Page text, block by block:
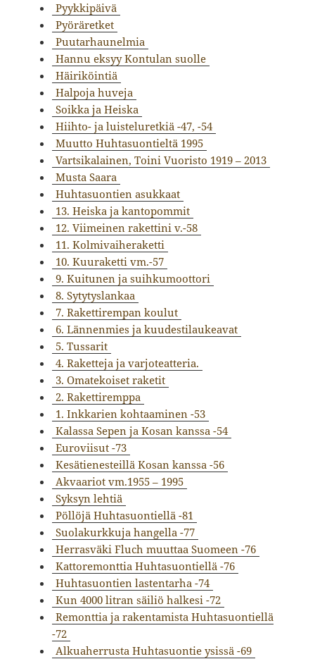
Pyykkipäivä
Pyöräretket
Puutarhaunelmia
Hannu eksyy Kontulan suolle
Häiriköintiä
Halpoja huveja
Soikka ja Heiska
Hiihto- ja luisteluretkiä -47, -54
Muutto Huhtasuontieltä 1995
Vartsikalainen, Toini Vuoristo 1919 – 2013
Musta Saara
Huhtasuontien asukkaat
13. Heiska ja kantopommit
12. Viimeinen rakettini v.-58
11. Kolmivaiheraketti
10. Kuuraketti vm.-57
9. Kuitunen ja suihkumoottori
8. Sytytyslankaa
7. Rakettirempan koulut
6. Lännenmies ja kuudestilaukeavat
5. Tussarit
4. Raketteja ja varjoteatteria.
3. Omatekoiset raketit
2. Rakettiremppa
1. Inkkarien kohtaaminen -53
Kalassa Sepen ja Kosan kanssa -54
Euroviisut -73
Kesätienesteillä Kosan kanssa -56
Akvaariot vm.1955 – 1995
Syksyn lehtiä
Pöllöjä Huhtasuontiellä -81
Suolakurkkuja hangella -77
Herrasväki Fluch muuttaa Suomeen -76
Kattoremonttia Huhtasuontiellä -76
Huhtasuontien lastentarha -74
Kun 4000 litran säiliö halkesi -72
Remonttia ja rakentamista Huhtasuontiellä
-72
Alkuaherrusta Huhtasuontie ysissä -69